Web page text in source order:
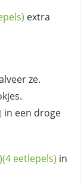
extra
ze.
in een droge
(4 eetlepels) in